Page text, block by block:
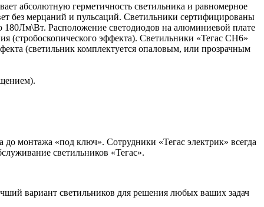
абсолютную герметичность светильника и равномерное
без мерцаний и пульсаций. Светильники сертифицированы
Расположение светодиодов на алюминиевой плате
(стробоскопического эффекта). Светильники «Тегас СН6»
(светильник комплектуется опаловым, или прозрачным
монтажа «под ключ». Сотрудники «Тегас электрик» всегда
светильников «Тегас».
вариант светильников для решения любых ваших задач